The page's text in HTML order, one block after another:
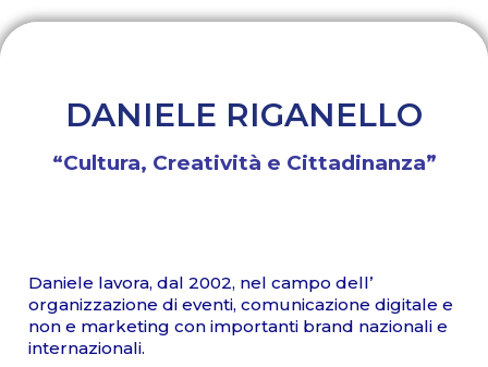
DANIELE RIGANELLO
“Cultura, Creatività e Cittadinanza”
Daniele lavora, dal 2002, nel campo dell’
organizzazione di eventi, comunicazione digitale e
non e marketing con importanti brand nazionali e
internazionali.